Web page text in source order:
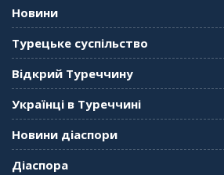
Новини
Турецьке суспільство
Відкрий Туреччину
Українці в Туреччині
Новини діаспори
Діаспора